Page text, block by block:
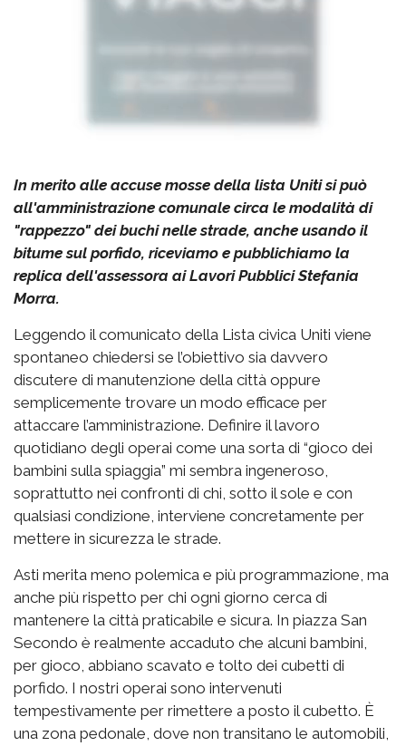
In merito alle accuse mosse della lista Uniti si può
all'amministrazione comunale circa le modalità di
"rappezzo" dei buchi nelle strade, anche usando il
bitume sul porfido, riceviamo e pubblichiamo la
replica dell'assessora ai Lavori Pubblici Stefania
Morra.
Leggendo il comunicato della Lista civica Uniti viene
spontaneo chiedersi se l’obiettivo sia davvero
discutere di manutenzione della città oppure
semplicemente trovare un modo efficace per
attaccare l’amministrazione. Definire il lavoro
quotidiano degli operai come una sorta di “gioco dei
bambini sulla spiaggia” mi sembra ingeneroso,
soprattutto nei confronti di chi, sotto il sole e con
qualsiasi condizione, interviene concretamente per
mettere in sicurezza le strade.
Asti merita meno polemica e più programmazione, ma
anche più rispetto per chi ogni giorno cerca di
mantenere la città praticabile e sicura. In piazza San
Secondo è realmente accaduto che alcuni bambini,
per gioco, abbiano scavato e tolto dei cubetti di
porfido. I nostri operai sono intervenuti
tempestivamente per rimettere a posto il cubetto. È
una zona pedonale, dove non transitano le automobili,